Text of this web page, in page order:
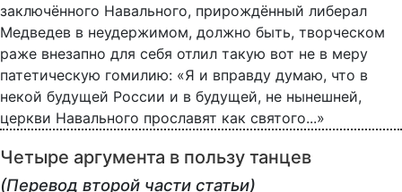
заключённого Навального, прирождённый либерал
Медведев в неудержимом, должно быть, творческом
раже внезапно для себя отлил такую вот не в меру
патетическую гомилию: «Я и вправду думаю, что в
некой будущей России и в будущей, не нынешней,
церкви Навального прославят как святого...»
Четыре аргумента в пользу танцев
(Перевод второй части статьи)